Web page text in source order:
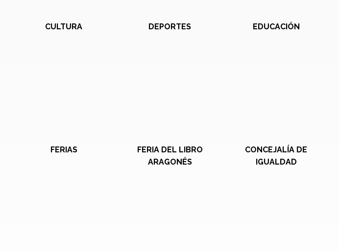
CULTURA DEPORTES EDUCACIÓN
FERIAS
FERIA DEL LIBRO
ARAGONÉS
CONCEJALÍA DE
IGUALDAD